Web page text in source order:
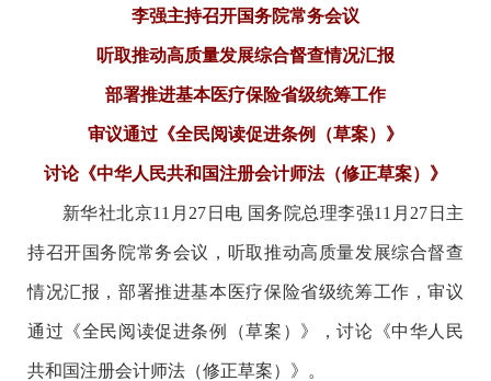
李强主持召开国务院常务会议
听取推动高质量发展综合督查情况汇报
部署推进基本医疗保险省级统筹工作
审议通过《全民阅读促进条例（草案）》
讨论《中华人民共和国注册会计师法（修正草案）》
新华社北京11月27日电 国务院总理李强11月27日主
持召开国务院常务会议，听取推动高质量发展综合督查
情况汇报，部署推进基本医疗保险省级统筹工作，审议
通过《全民阅读促进条例（草案）》，讨论《中华人民
共和国注册会计师法（修正草案）》。